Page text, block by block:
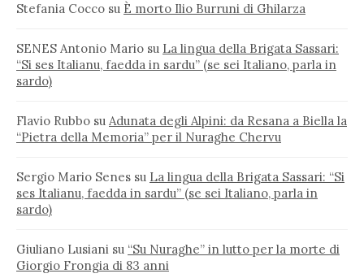
Stefania Cocco su È morto Ilio Burruni di Ghilarza
SENES Antonio Mario su La lingua della Brigata Sassari:
“Si ses Italianu, faedda in sardu” (se sei Italiano, parla in
sardo)
Flavio Rubbo su Adunata degli Alpini: da Resana a Biella la
“Pietra della Memoria” per il Nuraghe Chervu
Sergio Mario Senes su La lingua della Brigata Sassari: “Si
ses Italianu, faedda in sardu” (se sei Italiano, parla in
sardo)
Giuliano Lusiani su “Su Nuraghe” in lutto per la morte di
Giorgio Frongia di 83 anni